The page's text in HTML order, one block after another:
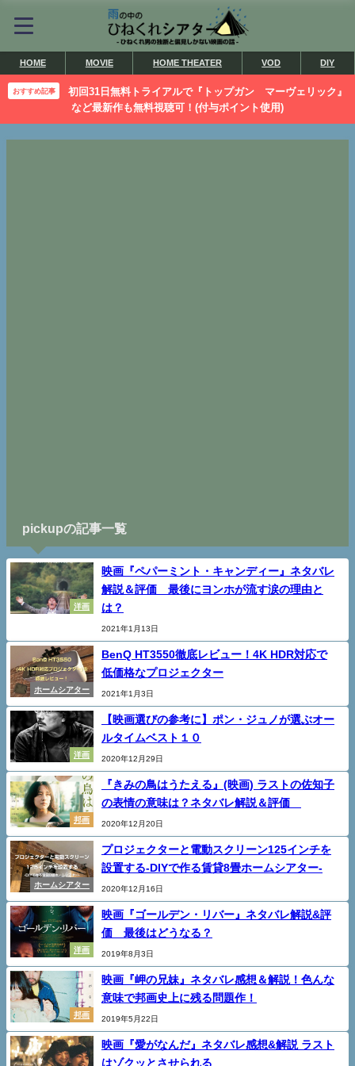
HOME MOVIE HOME THEATER VOD DIY
おすすめ記事
初回31日無料トライアルで『トップガン マーヴェリック』
など最新作も無料視聴可！(付与ポイント使用)
pickupの記事一覧
洋画
映画『ペパーミント・キャンディー』ネタバレ
解説＆評価 最後にヨンホが流す涙の理由と
は？
2021年1月13日
ホームシアター
BenQ HT3550徹底レビュー！4K HDR対応で
低価格なプロジェクター
2021年1月3日
洋画
【映画選びの参考に】ポン・ジュノが選ぶオー
ルタイムベスト１０
2020年12月29日
邦画
『きみの鳥はうたえる』(映画) ラストの佐知子
の表情の意味は？ネタバレ解説＆評価
2020年12月20日
ホームシアター
プロジェクターと電動スクリーン125インチを
設置する-DIYで作る賃貸8畳ホームシアター-
2020年12月16日
洋画
映画『ゴールデン・リバー』ネタバレ解説&評
価 最後はどうなる？
2019年8月3日
邦画
映画『岬の兄妹』ネタバレ感想＆解説！色んな
意味で邦画史上に残る問題作！
2019年5月22日
映画『愛がなんだ』ネタバレ感想&解説 ラスト
はゾクッとさせられる